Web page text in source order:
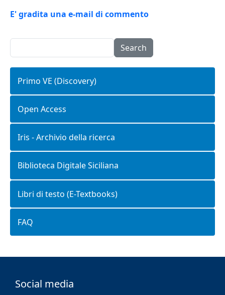
Primo VE (Discovery)
Open Access
Iris - Archivio della ricerca
Biblioteca Digitale Siciliana
Libri di testo (E-Textbooks)
FAQ
E' gradita una e-mail di commento
Social media